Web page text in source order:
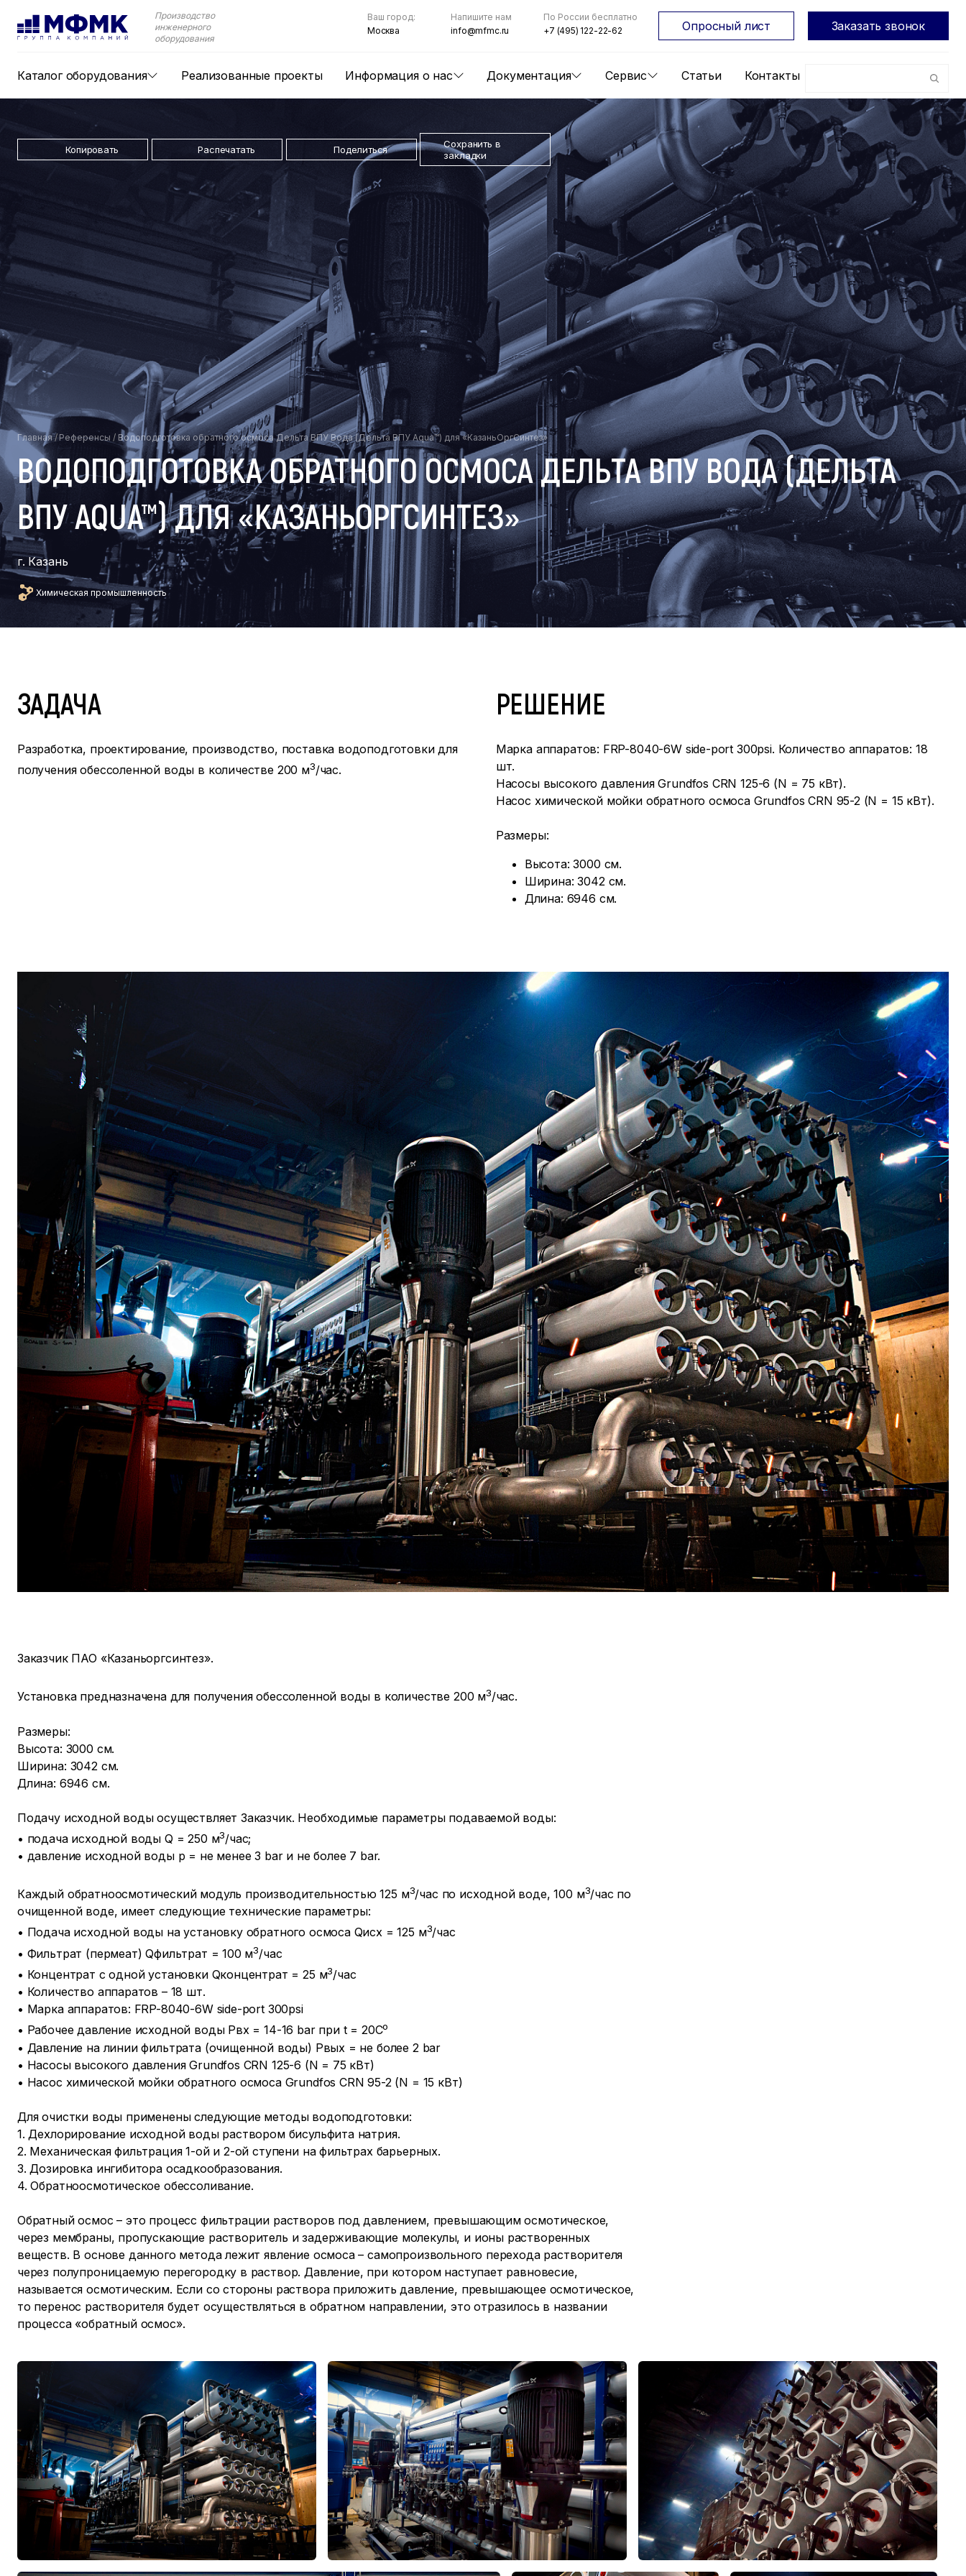
Производство
инженерного
оборудования
Каталог оборудования Реализованные проекты Информация о нас Документация Сервис Статьи Контакты
Ваш город:
Москва
Напишите нам
info@mfmc.ru
По России бесплатно
+7 (495) 122-22-62
Опросный лист Заказать звонок
Копировать Распечатать Поделиться
Сохранить в
закладки
Главная/Референсы / Водоподготовка обратного осмоса Дельта ВПУ Вода (Дельта ВПУ Aqua™) для «КазаньОргСинтез»
ВОДОПОДГОТОВКА ОБРАТНОГО ОСМОСА ДЕЛЬТА ВПУ ВОДА (ДЕЛЬТА
ВПУ AQUA™) ДЛЯ «КАЗАНЬОРГСИНТЕЗ»
г. Казань
Химическая промышленность
ЗАДАЧА
Разработка, проектирование, производство, поставка водоподготовки для
получения обессоленной воды в количестве 200 м3/час.
РЕШЕНИЕ
Марка аппаратов: FRP-8040-6W side-port 300psi. Количество аппаратов: 18
шт.
Насосы высокого давления Grundfos CRN 125-6 (N = 75 кВт).
Насос химической мойки обратного осмоса Grundfos CRN 95-2 (N = 15 кВт).
Размеры:
Высота: 3000 см.
Ширина: 3042 см.
Длина: 6946 см.
Заказчик ПАО «Казаньоргсинтез».
Установка предназначена для получения обессоленной воды в количестве 200 м3/час.
Размеры:
Высота: 3000 см.
Ширина: 3042 см.
Длина: 6946 см.
Подачу исходной воды осуществляет Заказчик. Необходимые параметры подаваемой воды:
• подача исходной воды Q = 250 м3/час;
• давление исходной воды р = не менее 3 bar и не более 7 bar.
Каждый обратноосмотический модуль производительностью 125 м3/час по исходной воде, 100 м3/час по
очищенной воде, имеет следующие технические параметры:
• Подача исходной воды на установку обратного осмоса Qисх = 125 м3/час
• Фильтрат (пермеат) Qфильтрат = 100 м3/час
• Концентрат с одной установки Qконцентрат = 25 м3/час
• Количество аппаратов – 18 шт.
• Марка аппаратов: FRP-8040-6W side-port 300psi
• Рабочее давление исходной воды Рвх = 14-16 bar при t = 20Со
• Давление на линии фильтрата (очищенной воды) Рвых = не более 2 bar
• Насосы высокого давления Grundfos CRN 125-6 (N = 75 кВт)
• Насос химической мойки обратного осмоса Grundfos CRN 95-2 (N = 15 кВт)
Для очистки воды применены следующие методы водоподготовки:
1. Дехлорирование исходной воды раствором бисульфита натрия.
2. Механическая фильтрация 1-ой и 2-ой ступени на фильтрах барьерных.
3. Дозировка ингибитора осадкообразования.
4. Обратноосмотическое обессоливание.
Обратный осмос – это процесс фильтрации растворов под давлением, превышающим осмотическое,
через мембраны, пропускающие растворитель и задерживающие молекулы, и ионы растворенных
веществ. В основе данного метода лежит явление осмоса – самопроизвольного перехода растворителя
через полупроницаемую перегородку в раствор. Давление, при котором наступает равновесие,
называется осмотическим. Если со стороны раствора приложить давление, превышающее осмотическое,
то перенос растворителя будет осуществляться в обратном направлении, это отразилось в названии
процесса «обратный осмос».